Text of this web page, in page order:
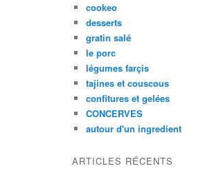
cookeo
desserts
gratin salé
le porc
légumes farçis
tajines et couscous
confitures et gelées
CONCERVES
autour d'un ingredient
ARTICLES RÉCENTS